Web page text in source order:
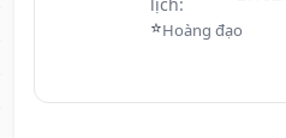
⭐Hoàng đạo